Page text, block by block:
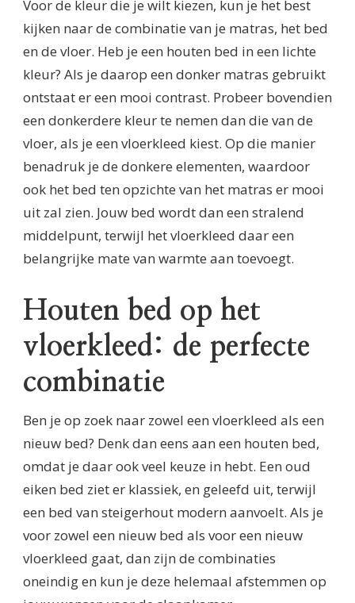
Voor de kleur die je wilt kiezen, kun je het best
kijken naar de combinatie van je matras, het bed
en de vloer. Heb je een houten bed in een lichte
kleur? Als je daarop een donker matras gebruikt
ontstaat er een mooi contrast. Probeer bovendien
een donkerdere kleur te nemen dan die van de
vloer, als je een vloerkleed kiest. Op die manier
benadruk je de donkere elementen, waardoor
ook het bed ten opzichte van het matras er mooi
uit zal zien. Jouw bed wordt dan een stralend
middelpunt, terwijl het vloerkleed daar een
belangrijke mate van warmte aan toevoegt.
Houten bed op het
vloerkleed: de perfecte
combinatie
Ben je op zoek naar zowel een vloerkleed als een
nieuw bed? Denk dan eens aan een houten bed,
omdat je daar ook veel keuze in hebt. Een oud
eiken bed ziet er klassiek, en geleefd uit, terwijl
een bed van steigerhout modern aanvoelt. Als je
voor zowel een nieuw bed als voor een nieuw
vloerkleed gaat, dan zijn de combinaties
oneindig en kun je deze helemaal afstemmen op